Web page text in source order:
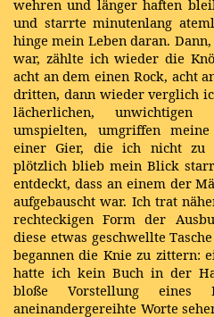
wehren und länger haften
und starrte minutenlang
hinge mein Leben daran.
war, zählte ich wieder die
acht an dem einen Rock, acht
dritten, dann wieder verglich
lächerlichen, unwichtigen
umspielten, umgriffen
einer Gier, die ich nicht zu
plötzlich blieb mein Blick
entdeckt, dass an einem der
aufgebauscht war. Ich trat
rechteckigen Form der
diese etwas geschwellte
begannen die Knie zu zittern:
hatte ich kein Buch in der
bloße Vorstellung
aneinandergereihte Worte